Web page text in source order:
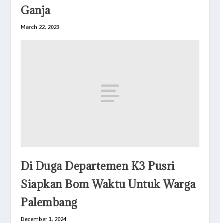
Ganja
March 22, 2023
Di Duga Departemen K3 Pusri
Siapkan Bom Waktu Untuk Warga
Palembang
December 1, 2024